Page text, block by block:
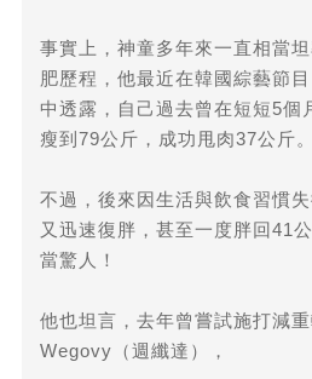
事實上，神童多年來一直相當
肥歷程，他最近在韓國綜藝節目
中透露，自己過去曾在短短5個
瘦到79公斤，成功甩肉37公斤。
不過，後來因生活與飲食習慣
又迅速復胖，甚至一度胖回41
當驚人！
他也坦言，去年曾嘗試施打減重
Wegovy（週纖達），